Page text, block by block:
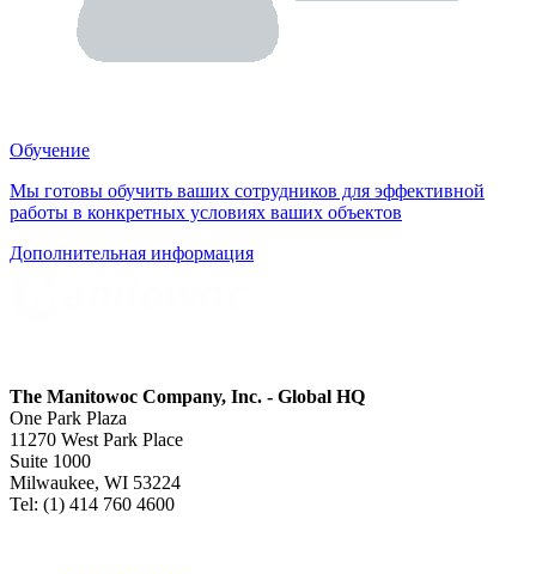
Обучение
Мы готовы обучить ваших сотрудников для эффективной
работы в конкретных условиях ваших объектов
Дополнительная информация
The Manitowoc Company, Inc. - Global HQ
One Park Plaza
11270 West Park Place
Suite 1000
Milwaukee, WI 53224
Tel: (1) 414 760 4600